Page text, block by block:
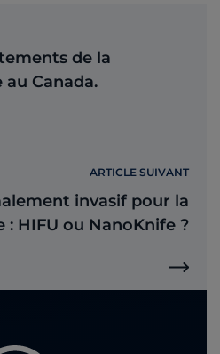
de la
Canada.
ARTICLE SUIVANT
invasif pour la
: HIFU ou NanoKnife ?